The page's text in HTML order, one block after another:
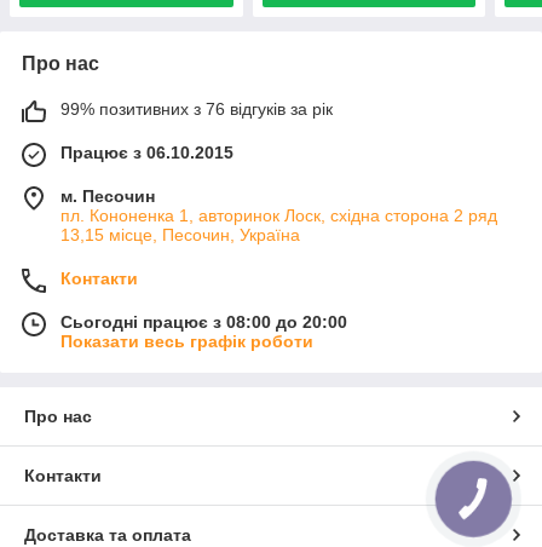
Про нас
99% позитивних з 76 відгуків за рік
Працює з 06.10.2015
м. Песочин
пл. Кононенка 1, авторинок Лоск, східна сторона 2 ряд
13,15 місце, Песочин, Україна
Контакти
Сьогодні працює з 08:00 до 20:00
Показати весь графік роботи
Про нас
Контакти
Доставка та оплата
КНОПКА
ЗВ'ЯЗКУ